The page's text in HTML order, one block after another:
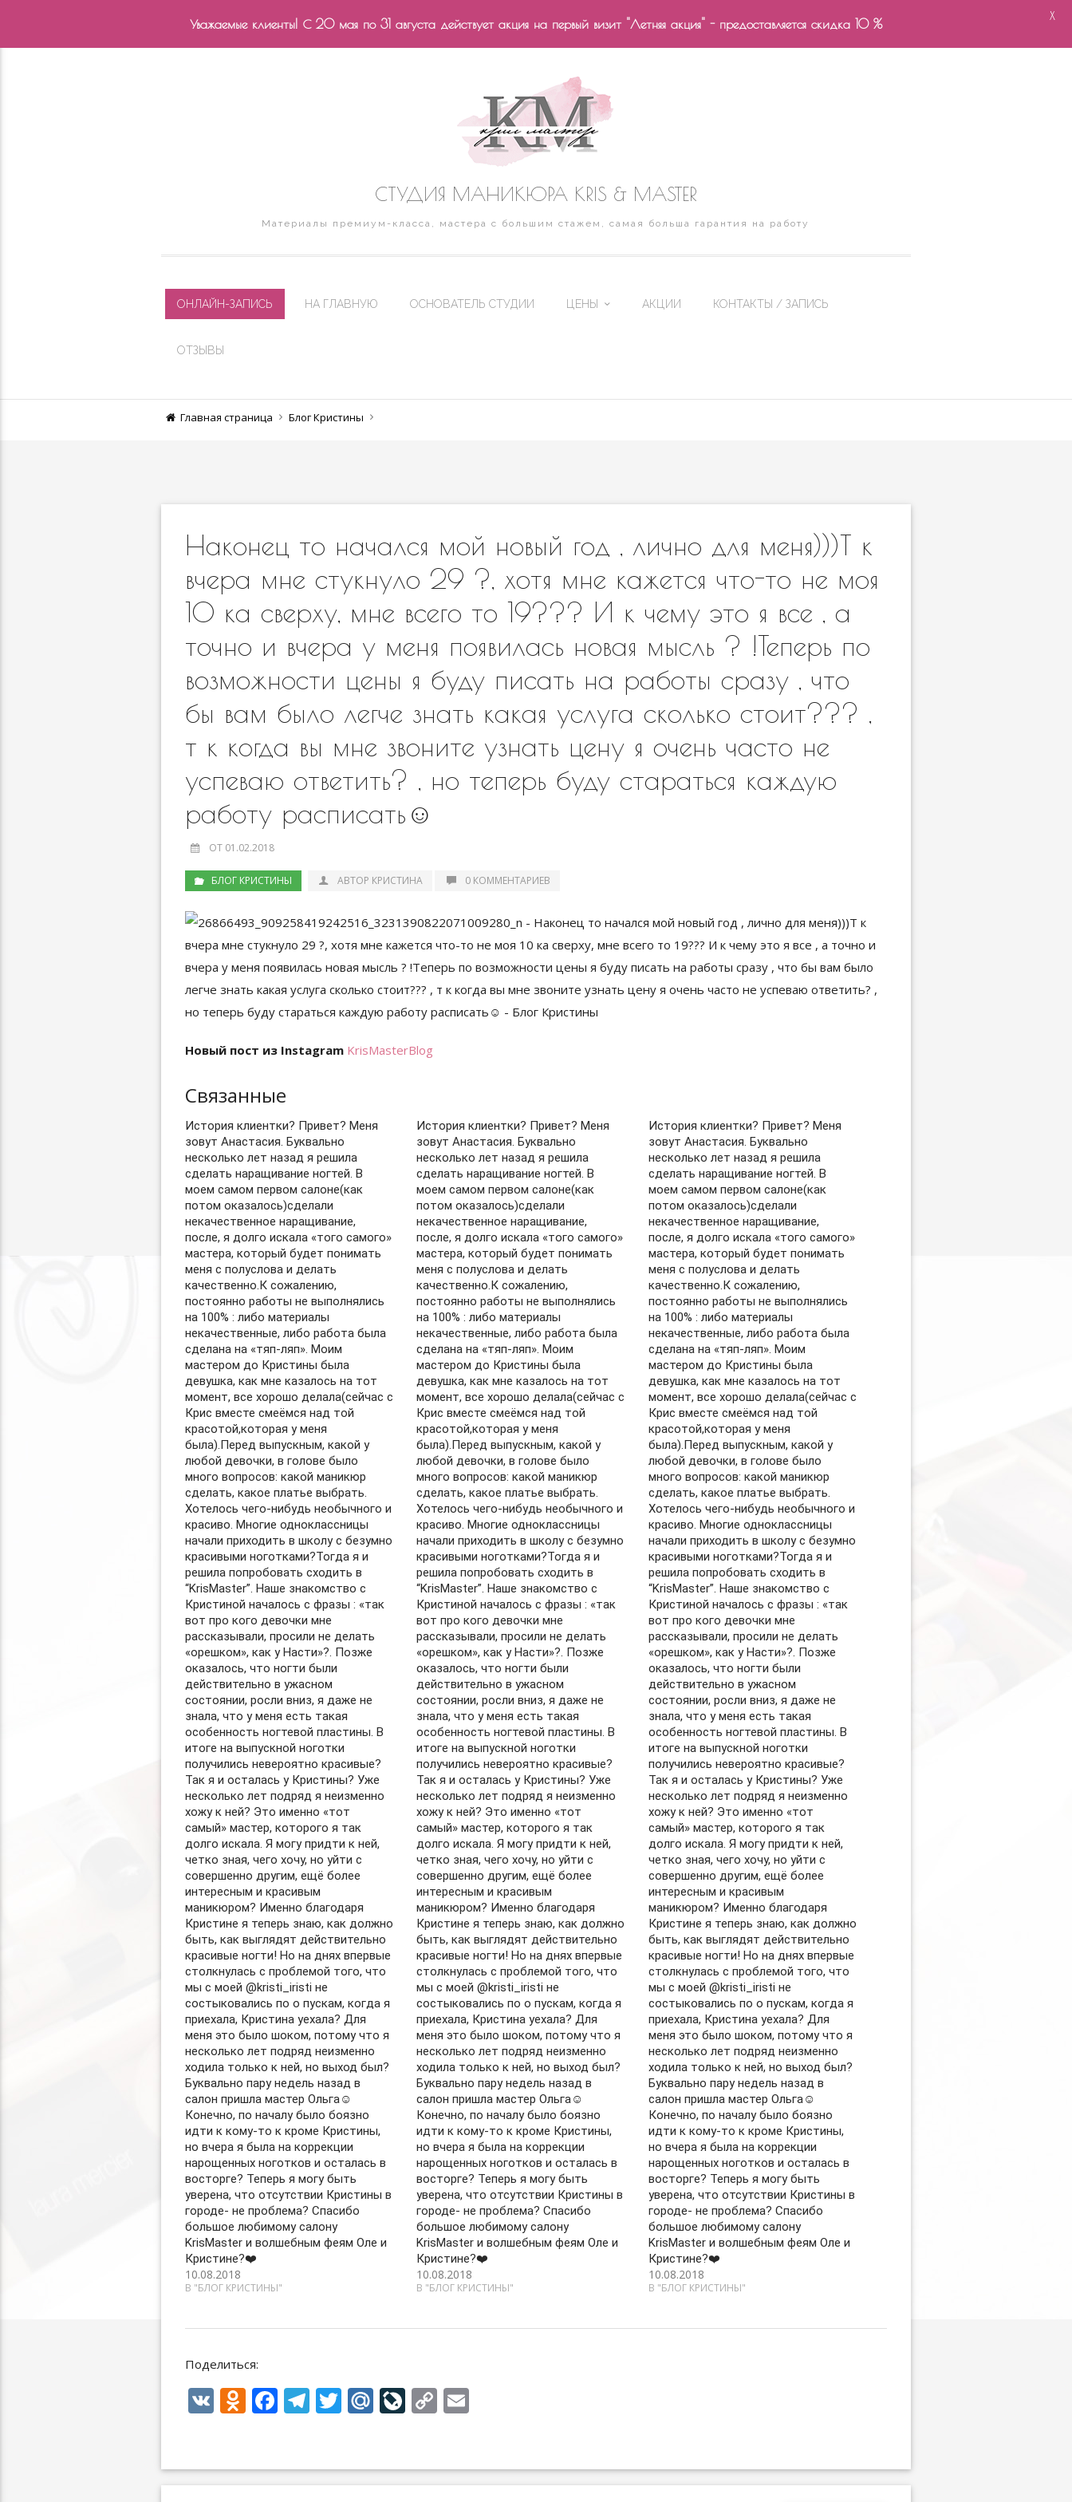
СТУДИЯ МАНИКЮРА KRIS & MASTER
Материалы премиум-класса, мастера с большим стажем, самая больша гарантия на работу
ОНЛАЙН-ЗАПИСЬ НА ГЛАВНУЮ ОСНОВАТЕЛЬ СТУДИИ ЦЕНЫ АКЦИИ КОНТАКТЫ / ЗАПИСЬ
ОТЗЫВЫ
Главная страница Блог Кристины
Наконец то начался мой новый год , лично для меня)))Т к
вчера мне стукнуло 29 ?, хотя мне кажется что-то не моя
10 ка сверху, мне всего то 19??? И к чему это я все , а
точно и вчера у меня появилась новая мысль ? !Теперь по
возможности цены я буду писать на работы сразу , что
бы вам было легче знать какая услуга сколько стоит??? ,
т к когда вы мне звоните узнать цену я очень часто не
успеваю ответить? , но теперь буду стараться каждую
работу расписать☺️
ОТ 01.02.2018
БЛОГ КРИСТИНЫ АВТОР КРИСТИНА 0 КОММЕНТАРИЕВ
Новый пост из Instagram KrisMasterBlog
Связанные
История клиентки? Привет? Меня
зовут Анастасия. Буквально
несколько лет назад я решила
сделать наращивание ногтей. В
моем самом первом салоне(как
потом оказалось)сделали
некачественное наращивание,
после, я долго искала «того самого»
мастера, который будет понимать
меня с полуслова и делать
качественно.К сожалению,
постоянно работы не выполнялись
на 100% : либо материалы
некачественные, либо работа была
сделана на «тяп-ляп». Моим
мастером до Кристины была
девушка, как мне казалось на тот
момент, все хорошо делала(сейчас с
Крис вместе смеёмся над той
красотой,которая у меня
была).Перед выпускным, какой у
любой девочки, в голове было
много вопросов: какой маникюр
сделать, какое платье выбрать.
Хотелось чего-нибудь необычного и
красиво. Многие одноклассницы
начали приходить в школу с безумно
красивыми ноготками?Тогда я и
решила попробовать сходить в
“KrisMaster”. Наше знакомство с
Кристиной началось с фразы : «так
вот про кого девочки мне
рассказывали, просили не делать
«орешком», как у Насти»?. Позже
оказалось, что ногти были
действительно в ужасном
состоянии, росли вниз, я даже не
знала, что у меня есть такая
особенность ногтевой пластины. В
итоге на выпускной ноготки
получились невероятно красивые?
Так я и осталась у Кристины? Уже
несколько лет подряд я неизменно
хожу к ней? Это именно «тот
самый» мастер, которого я так
долго искала. Я могу придти к ней,
четко зная, чего хочу, но уйти с
совершенно другим, ещё более
интересным и красивым
маникюром? Именно благодаря
Кристине я теперь знаю, как должно
быть, как выглядят действительно
красивые ногти! Но на днях впервые
столкнулась с проблемой того, что
мы с моей @kristi_iristi не
состыковались по о пускам, когда я
приехала, Кристина уехала? Для
меня это было шоком, потому что я
несколько лет подряд неизменно
ходила только к ней, но выход был?
Буквально пару недель назад в
салон пришла мастер Ольга☺️
Конечно, по началу было боязно
идти к кому-то к кроме Кристины,
но вчера я была на коррекции
нарощенных ноготков и осталась в
восторге? Теперь я могу быть
уверена, что отсутствии Кристины в
городе- не проблема? Спасибо
большое любимому салону
KrisMaster и волшебным феям Оле и
Кристине?❤️
10.08.2018
В "БЛОГ КРИСТИНЫ"
История клиентки? Привет? Меня
зовут Анастасия. Буквально
несколько лет назад я решила
сделать наращивание ногтей. В
моем самом первом салоне(как
потом оказалось)сделали
некачественное наращивание,
после, я долго искала «того самого»
мастера, который будет понимать
меня с полуслова и делать
качественно.К сожалению,
постоянно работы не выполнялись
на 100% : либо материалы
некачественные, либо работа была
сделана на «тяп-ляп». Моим
мастером до Кристины была
девушка, как мне казалось на тот
момент, все хорошо делала(сейчас с
Крис вместе смеёмся над той
красотой,которая у меня
была).Перед выпускным, какой у
любой девочки, в голове было
много вопросов: какой маникюр
сделать, какое платье выбрать.
Хотелось чего-нибудь необычного и
красиво. Многие одноклассницы
начали приходить в школу с безумно
красивыми ноготками?Тогда я и
решила попробовать сходить в
“KrisMaster”. Наше знакомство с
Кристиной началось с фразы : «так
вот про кого девочки мне
рассказывали, просили не делать
«орешком», как у Насти»?. Позже
оказалось, что ногти были
действительно в ужасном
состоянии, росли вниз, я даже не
знала, что у меня есть такая
особенность ногтевой пластины. В
итоге на выпускной ноготки
получились невероятно красивые?
Так я и осталась у Кристины? Уже
несколько лет подряд я неизменно
хожу к ней? Это именно «тот
самый» мастер, которого я так
долго искала. Я могу придти к ней,
четко зная, чего хочу, но уйти с
совершенно другим, ещё более
интересным и красивым
маникюром? Именно благодаря
Кристине я теперь знаю, как должно
быть, как выглядят действительно
красивые ногти! Но на днях впервые
столкнулась с проблемой того, что
мы с моей @kristi_iristi не
состыковались по о пускам, когда я
приехала, Кристина уехала? Для
меня это было шоком, потому что я
несколько лет подряд неизменно
ходила только к ней, но выход был?
Буквально пару недель назад в
салон пришла мастер Ольга☺️
Конечно, по началу было боязно
идти к кому-то к кроме Кристины,
но вчера я была на коррекции
нарощенных ноготков и осталась в
восторге? Теперь я могу быть
уверена, что отсутствии Кристины в
городе- не проблема? Спасибо
большое любимому салону
KrisMaster и волшебным феям Оле и
Кристине?❤️
10.08.2018
В "БЛОГ КРИСТИНЫ"
История клиентки? Привет? Меня
зовут Анастасия. Буквально
несколько лет назад я решила
сделать наращивание ногтей. В
моем самом первом салоне(как
потом оказалось)сделали
некачественное наращивание,
после, я долго искала «того самого»
мастера, который будет понимать
меня с полуслова и делать
качественно.К сожалению,
постоянно работы не выполнялись
на 100% : либо материалы
некачественные, либо работа была
сделана на «тяп-ляп». Моим
мастером до Кристины была
девушка, как мне казалось на тот
момент, все хорошо делала(сейчас с
Крис вместе смеёмся над той
красотой,которая у меня
была).Перед выпускным, какой у
любой девочки, в голове было
много вопросов: какой маникюр
сделать, какое платье выбрать.
Хотелось чего-нибудь необычного и
красиво. Многие одноклассницы
начали приходить в школу с безумно
красивыми ноготками?Тогда я и
решила попробовать сходить в
“KrisMaster”. Наше знакомство с
Кристиной началось с фразы : «так
вот про кого девочки мне
рассказывали, просили не делать
«орешком», как у Насти»?. Позже
оказалось, что ногти были
действительно в ужасном
состоянии, росли вниз, я даже не
знала, что у меня есть такая
особенность ногтевой пластины. В
итоге на выпускной ноготки
получились невероятно красивые?
Так я и осталась у Кристины? Уже
несколько лет подряд я неизменно
хожу к ней? Это именно «тот
самый» мастер, которого я так
долго искала. Я могу придти к ней,
четко зная, чего хочу, но уйти с
совершенно другим, ещё более
интересным и красивым
маникюром? Именно благодаря
Кристине я теперь знаю, как должно
быть, как выглядят действительно
красивые ногти! Но на днях впервые
столкнулась с проблемой того, что
мы с моей @kristi_iristi не
состыковались по о пускам, когда я
приехала, Кристина уехала? Для
меня это было шоком, потому что я
несколько лет подряд неизменно
ходила только к ней, но выход был?
Буквально пару недель назад в
салон пришла мастер Ольга☺️
Конечно, по началу было боязно
идти к кому-то к кроме Кристины,
но вчера я была на коррекции
нарощенных ноготков и осталась в
восторге? Теперь я могу быть
уверена, что отсутствии Кристины в
городе- не проблема? Спасибо
большое любимому салону
KrisMaster и волшебным феям Оле и
Кристине?❤️
10.08.2018
В "БЛОГ КРИСТИНЫ"
Поделиться:
V O
o
F
b
T
gr
T
er
M
R
Li
o
C
y
E
l
Уважаемые клиенты! С 20 мая по 31 августа действует акция на первый визит "Летняя акция" - предоставляется скидка 10 %
X